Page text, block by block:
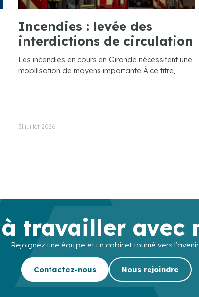
Incendies : levée des
interdictions de circulation
Les incendies en cours en Gironde nécessitent une
mobilisation de moyens importante À ce titre,
31 juillet 2026
travailler avec
Rejoignez une équipe et un cabinet tourné vers l’avenir
Contactez-nous Nous rejoindre